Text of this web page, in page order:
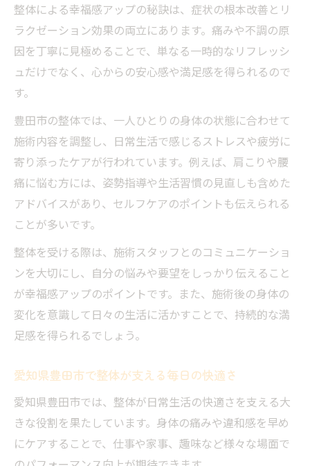
整体による幸福感アップの秘訣は、症状の根本改善とリ
ラクゼーション効果の両立にあります。痛みや不調の原
因を丁寧に見極めることで、単なる一時的なリフレッシ
ュだけでなく、心からの安心感や満足感を得られるので
す。
豊田市の整体では、一人ひとりの身体の状態に合わせて
施術内容を調整し、日常生活で感じるストレスや疲労に
寄り添ったケアが行われています。例えば、肩こりや腰
痛に悩む方には、姿勢指導や生活習慣の見直しも含めた
アドバイスがあり、セルフケアのポイントも伝えられる
ことが多いです。
整体を受ける際は、施術スタッフとのコミュニケーショ
ンを大切にし、自分の悩みや要望をしっかり伝えること
が幸福感アップのポイントです。また、施術後の身体の
変化を意識して日々の生活に活かすことで、持続的な満
足感を得られるでしょう。
愛知県豊田市で整体が支える毎日の快適さ
愛知県豊田市では、整体が日常生活の快適さを支える大
きな役割を果たしています。身体の痛みや違和感を早め
にケアすることで、仕事や家事、趣味など様々な場面で